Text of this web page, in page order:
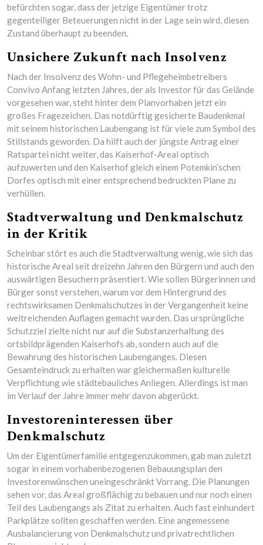
befürchten sogar, dass der jetzige Eigentümer trotz
gegenteiliger Beteuerungen nicht in der Lage sein wird, diesen
Zustand überhaupt zu beenden.
Unsichere Zukunft nach Insolvenz
Nach der Insolvenz des Wohn- und Pflegeheimbetreibers
Convivo Anfang letzten Jahres, der als Investor für das Gelände
vorgesehen war, steht hinter dem Planvorhaben jetzt ein
großes Fragezeichen. Das notdürftig gesicherte Baudenkmal
mit seinem historischen Laubengang ist für viele zum Symbol des
Stillstands geworden. Da hilft auch der jüngste Antrag einer
Ratspartei nicht weiter, das Kaiserhof-Areal optisch
aufzuwerten und den Kaiserhof gleich einem Potemkin’schen
Dorfes optisch mit einer entsprechend bedruckten Plane zu
verhüllen.
Stadtverwaltung und Denkmalschutz
in der Kritik
Scheinbar stört es auch die Stadtverwaltung wenig, wie sich das
historische Areal seit dreizehn Jahren den Bürgern und auch den
auswärtigen Besuchern präsentiert. Wie sollen Bürgerinnen und
Bürger sonst verstehen, warum vor dem Hintergrund des
rechtswirksamen Denkmalschutzes in der Vergangenheit keine
weitreichenden Auflagen gemacht wurden. Das ursprüngliche
Schutzziel zielte nicht nur auf die Substanzerhaltung des
ortsbildprägenden Kaiserhofs ab, sondern auch auf die
Bewahrung des historischen Laubenganges. Diesen
Gesamteindruck zu erhalten war gleichermaßen kulturelle
Verpflichtung wie städtebauliches Anliegen. Allerdings ist man
im Verlauf der Jahre immer mehr davon abgerückt.
Investoreninteressen über
Denkmalschutz
Um der Eigentümerfamilie entgegenzukommen, gab man zuletzt
sogar in einem vorhabenbezogenen Bebauungsplan den
Investorenwünschen uneingeschränkt Vorrang. Die Planungen
sehen vor, das Areal großflächig zu bebauen und nur noch einen
Teil des Laubengangs als Zitat zu erhalten. Auch fast einhundert
Parkplätze sollten geschaffen werden. Eine angemessene
Ausbalancierung von Denkmalschutz und privatrechtlichen